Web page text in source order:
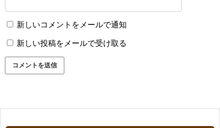
新しいコメントをメールで通知
新しい投稿をメールで受け取る